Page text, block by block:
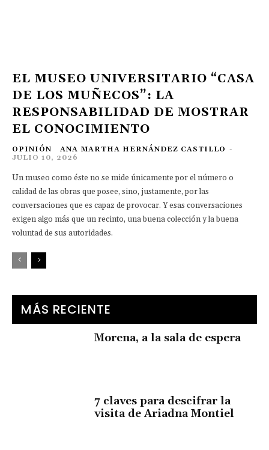
EL MUSEO UNIVERSITARIO “CASA
DE LOS MUÑECOS”: LA
RESPONSABILIDAD DE MOSTRAR
EL CONOCIMIENTO
OPINIÓN ANA MARTHA HERNÁNDEZ CASTILLO -
JULIO 10, 2026
Un museo como éste no se mide únicamente por el número o
calidad de las obras que posee, sino, justamente, por las
conversaciones que es capaz de provocar. Y esas conversaciones
exigen algo más que un recinto, una buena colección y la buena
voluntad de sus autoridades.
MÁS RECIENTE
Morena, a la sala de espera
7 claves para descifrar la
visita de Ariadna Montiel